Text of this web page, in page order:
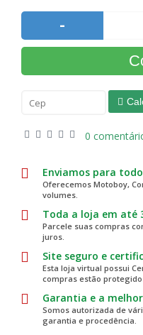
-
0
Enviamos para
Oferecemos Motoboy,
volumes.
Toda a loja em até
Parcele suas compras
juros.
Site seguro e
Esta loja virtual possui
compras estão
Garantia e a
Somos autorizada de
garantia e procedência.